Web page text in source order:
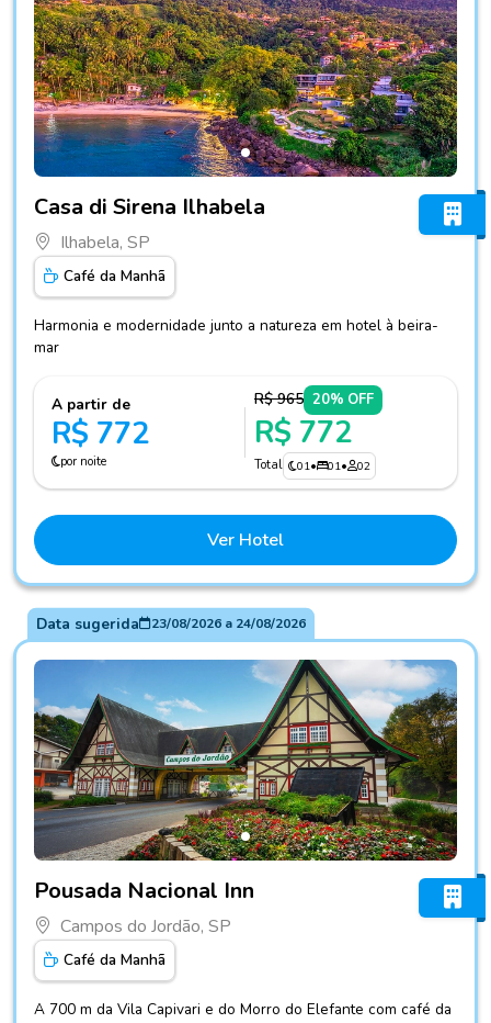
Casa di Sirena Ilhabela
Ilhabela, SP
Café da Manhã
Harmonia e modernidade junto a natureza em hotel à beira-
mar
A partir de
R$ 772
por noite
R$ 965 20% OFF
R$ 772
Total 01• 01• 02
Ver Hotel
Data sugerida 23/08/2026a 24/08/2026
Pousada Nacional Inn
Campos do Jordão, SP
Café da Manhã
A 700 m da Vila Capivari e do Morro do Elefante com café da